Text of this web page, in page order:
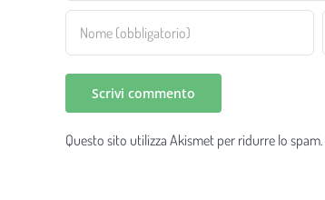
Questo sito utilizza Akismet per ridurre lo spam.